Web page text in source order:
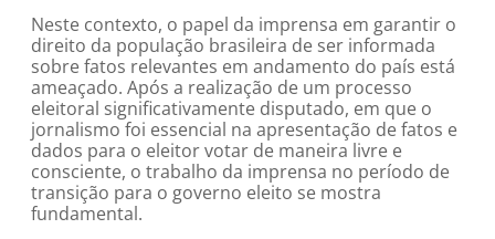
Neste contexto, o papel da imprensa em garantir o
direito da população brasileira de ser informada
sobre fatos relevantes em andamento do país está
ameaçado. Após a realização de um processo
eleitoral significativamente disputado, em que o
jornalismo foi essencial na apresentação de fatos e
dados para o eleitor votar de maneira livre e
consciente, o trabalho da imprensa no período de
transição para o governo eleito se mostra
fundamental.